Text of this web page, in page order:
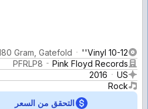
Vinyl 10-12''
Gram, Gatefold
Pink Floyd Records
PFRLP8
US
2016
Rock
التحقق من السعر